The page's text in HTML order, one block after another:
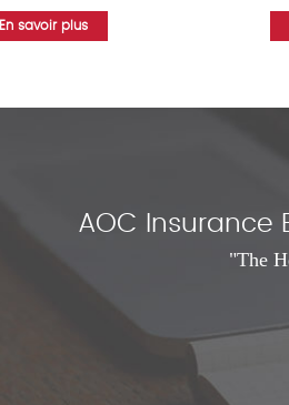
En savoir plus
AOC Insurance
"The